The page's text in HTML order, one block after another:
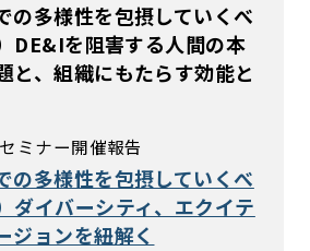
の多様性を包摂していくべ
を阻害する人間の本
と、組織にもたらす効能と
ミナー開催報告
の多様性を包摂していくべ
イバーシティ、エクイテ
ジョンを紐解く